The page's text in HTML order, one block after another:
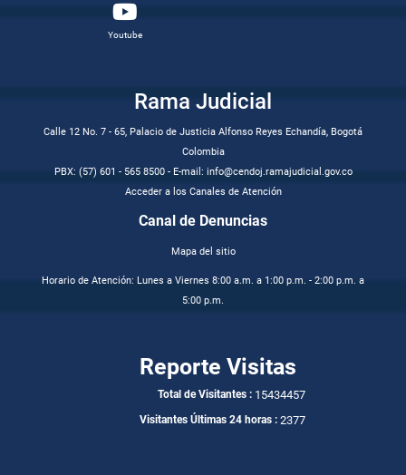
Youtube
Rama Judicial
Calle 12 No. 7 - 65, Palacio de Justicia Alfonso Reyes Echandía, Bogotá
Colombia
PBX: (57) 601 - 565 8500 - E-mail: info@cendoj.ramajudicial.gov.co
Acceder a los Canales de Atención
Canal de Denuncias
Mapa del sitio
Horario de Atención: Lunes a Viernes 8:00 a.m. a 1:00 p.m. - 2:00 p.m. a
5:00 p.m.
Reporte Visitas
Total de Visitantes : 15434457
Visitantes Últimas 24 horas : 2377